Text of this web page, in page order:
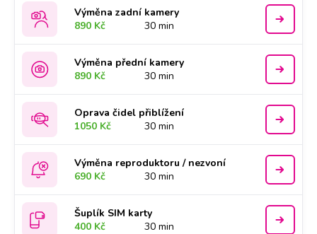
Výměna zadní kamery
890 Kč
30 min
Výměna přední kamery
890 Kč
30 min
Oprava čidel přiblížení
1050 Kč
30 min
Výměna reproduktoru / nezvoní
690 Kč
30 min
Šuplík SIM karty
400 Kč
30 min